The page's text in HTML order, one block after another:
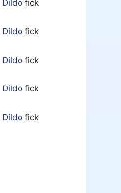
Dildo fick
Dildo fick
Dildo fick
Dildo fick
Dildo fick